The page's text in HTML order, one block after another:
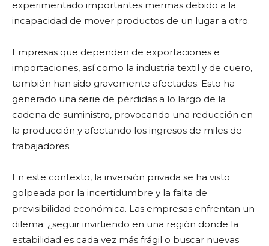
experimentado importantes mermas debido a la
incapacidad de mover productos de un lugar a otro.
Empresas que dependen de exportaciones e
importaciones, así como la industria textil y de cuero,
también han sido gravemente afectadas. Esto ha
generado una serie de pérdidas a lo largo de la
cadena de suministro, provocando una reducción en
la producción y afectando los ingresos de miles de
trabajadores.
En este contexto, la inversión privada se ha visto
golpeada por la incertidumbre y la falta de
previsibilidad económica. Las empresas enfrentan un
dilema: ¿seguir invirtiendo en una región donde la
estabilidad es cada vez más frágil o buscar nuevas